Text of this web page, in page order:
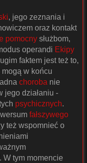
, jego zeznania i
oraz kontakt
pomocny służbom,
operandi Ekipy
faktem jest też to,
w końcu
choroba nie
jego działaniu -
psychicznych.
fałszywego
też wspomnieć o
. W tym momencie